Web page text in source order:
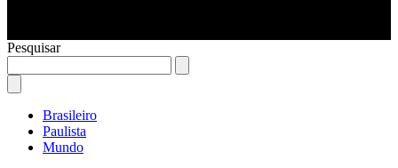
Pesquisar
Brasileiro
Paulista
Mundo